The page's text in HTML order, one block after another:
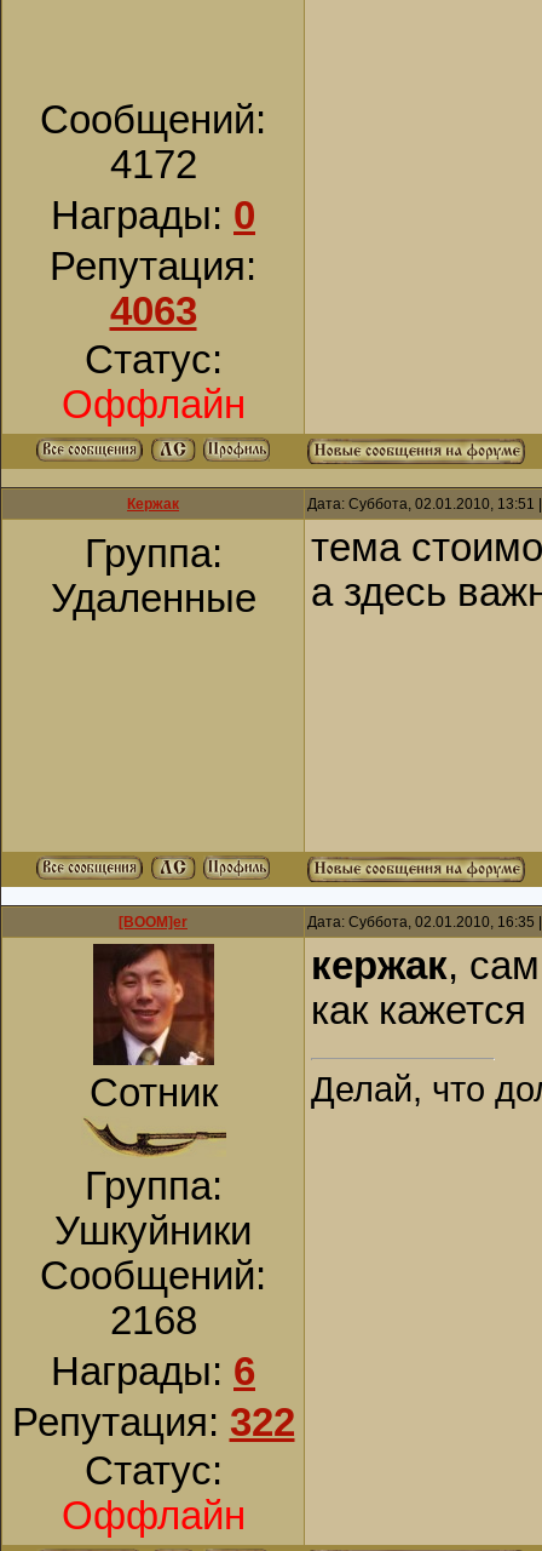
Сообщений:
4172
Награды: 0
Репутация:
4063
Статус:
Оффлайн
Кержак Дата: Суббота, 02.01.2010,
Группа:
Удаленные
тема
а здесь
[BOOM]er Дата: Суббота, 02.01.2010,
Сотник
Группа:
Ушкуйники
Сообщений:
2168
Награды: 6
Репутация: 322
Статус:
Оффлайн
кержак,
как кажется
Делай, что